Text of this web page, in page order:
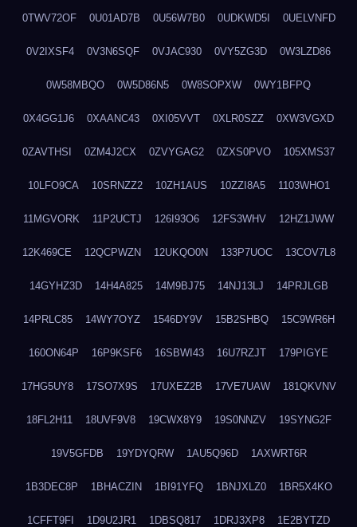
0TWV72OF 0U01AD7B 0U56W7B0 0UDKWD5I 0UELVNFD
0V2IXSF4 0V3N6SQF 0VJAC930 0VY5ZG3D 0W3LZD86
0W58MBQO 0W5D86N5 0W8SOPXW 0WY1BFPQ
0X4GG1J6 0XAANC43 0XI05VVT 0XLR0SZZ 0XW3VGXD
0ZAVTHSI 0ZM4J2CX 0ZVYGAG2 0ZXS0PVO 105XMS37
10LFO9CA 10SRNZZ2 10ZH1AUS 10ZZI8A5 1103WHO1
11MGVORK 11P2UCTJ 126I93O6 12FS3WHV 12HZ1JWW
12K469CE 12QCPWZN 12UKQO0N 133P7UOC 13COV7L8
14GYHZ3D 14H4A825 14M9BJ75 14NJ13LJ 14PRJLGB
14PRLC85 14WY7OYZ 1546DY9V 15B2SHBQ 15C9WR6H
160ON64P 16P9KSF6 16SBWI43 16U7RZJT 179PIGYE
17HG5UY8 17SO7X9S 17UXEZ2B 17VE7UAW 181QKVNV
18FL2H11 18UVF9V8 19CWX8Y9 19S0NNZV 19SYNG2F
19V5GFDB 19YDYQRW 1AU5Q96D 1AXWRT6R
1B3DEC8P 1BHACZIN 1BI91YFQ 1BNJXLZ0 1BR5X4KO
1CFFT9FI 1D9U2JR1 1DBSQ817 1DRJ3XP8 1E2BYTZD